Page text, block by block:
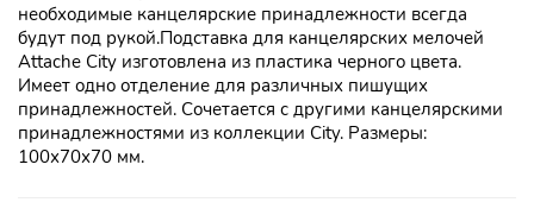
необходимые канцелярские принадлежности всегда
будут под рукой.Подставка для канцелярских мелочей
Attache City изготовлена из пластика черного цвета.
Имеет одно отделение для различных пишущих
принадлежностей. Сочетается с другими канцелярскими
принадлежностями из коллекции City. Размеры:
100х70х70 мм.